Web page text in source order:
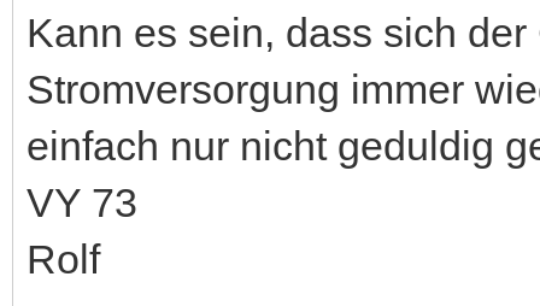
Kann es sein, dass sich
Stromversorgung immer
einfach nur nicht geduldig
VY 73
Rolf